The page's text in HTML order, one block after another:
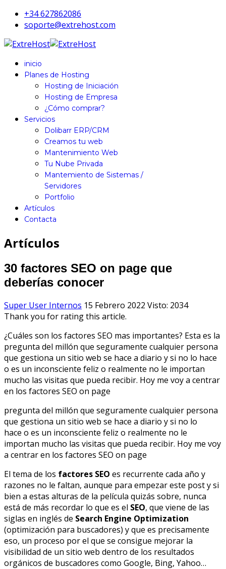
+34 627862086
soporte@extrehost.com
inicio
Planes de Hosting
Hosting de Iniciación
Hosting de Empresa
¿Cómo comprar?
Servicios
Dolibarr ERP/CRM
Creamos tu web
Mantenimiento Web
Tu Nube Privada
Mantemiento de Sistemas /
Servidores
Portfolio
Artículos
Contacta
Artículos
30 factores SEO on page que
deberías conocer
Super User Internos 15 Febrero 2022 Visto: 2034
Thank you for rating this article.
¿Cuáles son los factores SEO mas importantes? Esta es la
pregunta del millón que seguramente cualquier persona
que gestiona un sitio web se hace a diario y si no lo hace
o es un inconsciente feliz o realmente no le importan
mucho las visitas que pueda recibir. Hoy me voy a centrar
en los factores SEO on page
pregunta del millón que seguramente cualquier persona
que gestiona un sitio web se hace a diario y si no lo
hace o es un inconsciente feliz o realmente no le
importan mucho las visitas que pueda recibir. Hoy me voy
a centrar en los factores SEO on page
El tema de los factores SEO es recurrente cada año y
razones no le faltan, aunque para empezar este post y si
bien a estas alturas de la película quizás sobre, nunca
está de más recordar lo que es el SEO, que viene de las
siglas en inglés de Search Engine Optimization
(optimización para buscadores) y que es precisamente
eso, un proceso por el que se consigue mejorar la
visibilidad de un sitio web dentro de los resultados
orgánicos de buscadores como Google, Bing, Yahoo…